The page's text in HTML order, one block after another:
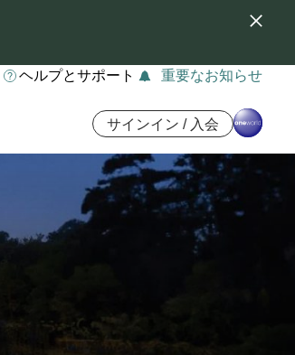
ヘルプとサポート 重要なお知らせ
サインイン / 入会